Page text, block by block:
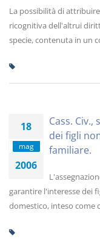
La possibilità di
ricognitiva dell'altrui
specie, contenuta in un
18
mag
2006
Cass. Civ.,
dei figli
familiare.
garantire l'interesse dei
domestico, inteso come